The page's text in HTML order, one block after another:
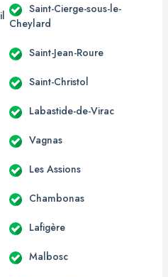
Saint-Cierge-sous-le-
Cheylard
Saint-Jean-Roure
Saint-Christol
Labastide-de-Virac
Vagnas
Les Assions
Chambonas
Lafigère
Malbosc